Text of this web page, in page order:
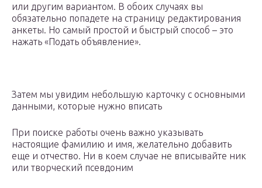
или другим вариантом. В обоих случаях вы
обязательно попадете на страницу редактирования
анкеты. Но самый простой и быстрый способ – это
нажать «Подать объявление».
Затем мы увидим небольшую карточку с основными
данными, которые нужно вписать
При поиске работы очень важно указывать
настоящие фамилию и имя, желательно добавить
еще и отчество. Ни в коем случае не вписывайте ник
или творческий псевдоним